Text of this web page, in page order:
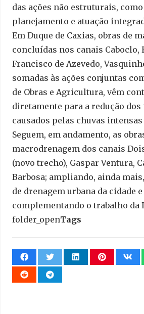
das ações não estruturais,
planejamento e atuação
Em Duque de Caxias, obras de
concluídas nos canais Caboclo,
Francisco de Azevedo,
somadas às ações conjuntas
de Obras e Agricultura, vêm
diretamente para a redução
causados pelas chuvas
Seguem, em andamento, as
macrodrenagem dos canais
(novo trecho), Gaspar Ventura,
Barbosa; ampliando, ainda
de drenagem urbana da cidade e
complementando o trabalho da
folder_openTags